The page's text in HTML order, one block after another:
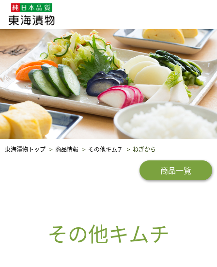
企業・採用情報 社会貢献 品質保証
東海漬物トップ 商品情報 その他キムチ ねぎから
商品一覧
その他キムチ